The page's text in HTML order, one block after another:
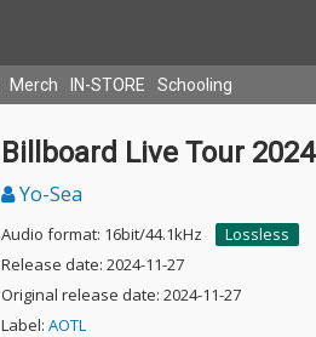
Merch IN-STORE Schooling
Billboard Live Tour 2024
Yo-Sea
Audio format: 16bit/44.1kHz
Lossless
Release date: 2024-11-27
Original release date: 2024-11-27
Label: AOTL